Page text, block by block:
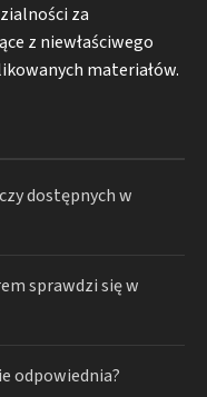
za
z niewłaściwego
materiałów.
dostępnych w
sprawdzi się w
odpowiednia?